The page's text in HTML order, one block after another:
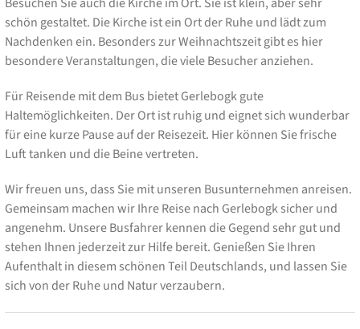
schön gestaltet. Die Kirche ist ein Ort der Ruhe und lädt zum
Nachdenken ein. Besonders zur Weihnachtszeit gibt es hier
besondere Veranstaltungen, die viele Besucher anziehen.
Für Reisende mit dem Bus bietet Gerlebogk gute
Haltemöglichkeiten. Der Ort ist ruhig und eignet sich wunderbar
für eine kurze Pause auf der Reisezeit. Hier können Sie frische
Luft tanken und die Beine vertreten.
Wir freuen uns, dass Sie mit unseren Busunternehmen anreisen.
Gemeinsam machen wir Ihre Reise nach Gerlebogk sicher und
angenehm. Unsere Busfahrer kennen die Gegend sehr gut und
stehen Ihnen jederzeit zur Hilfe bereit. Genießen Sie Ihren
Aufenthalt in diesem schönen Teil Deutschlands, und lassen Sie
sich von der Ruhe und Natur verzaubern.